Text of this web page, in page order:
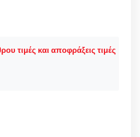
τιμές και αποφράξεις τιμές